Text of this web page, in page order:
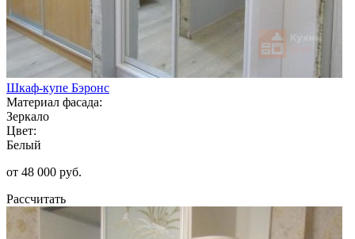
Шкаф-купе Бэронс
Материал фасада:
Зеркало
Цвет:
Белый
от 48 000 руб.
Рассчитать